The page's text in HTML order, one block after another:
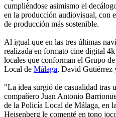
cumpliéndose asimismo el
en la producción audiovisual, con
de producción más sostenible.
Al igual que en las tres últimas
realizada en formato cine digital
locales que conforman el Grupo
Local de Málaga, David Gutiérrez
"La idea surgió de casualidad tras
compañero Juan Antonio
de la Policía Local de Málaga, en
Heisenberg le comenté en tono